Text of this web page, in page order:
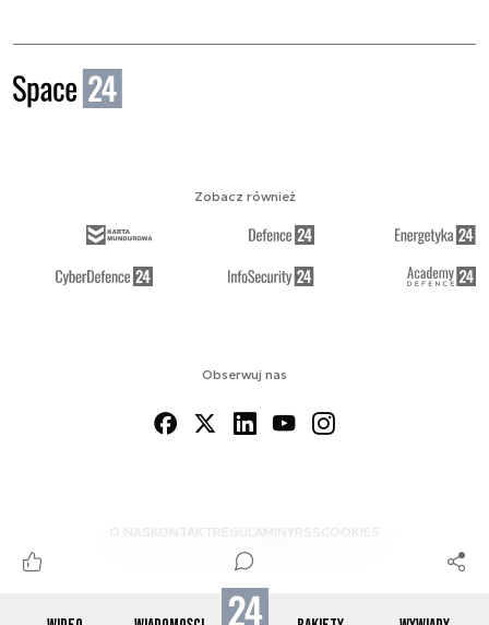
Obserwuj nas
O NAS KONTAKTREGULAMINYRSS COOKIES
Zobacz również